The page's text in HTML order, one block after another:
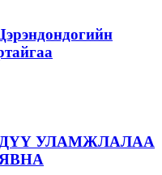
УЛАМЖЛАЛАА